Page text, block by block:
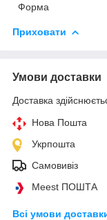
Форма
Приховати
Умови доставки
Доставка
Нова Пошта
Укрпошта
Самовивіз
Meest ПОШТА
Всі умови